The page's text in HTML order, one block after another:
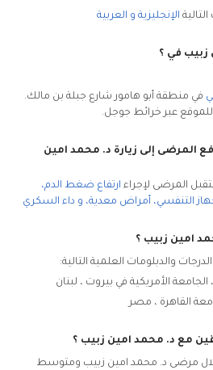
الإنجليزية و العربية
زبيب في ؟
في منطقة أبو هامور شارع جبلة بن مالك.
عبر خرائط جوجل.
المرضى إلى زيارة د. محمد امين
المرضى لإجراء ارتفاع ضغط الدم،
التنفسي، أمراض معدية، و داء السكري
امين زبيب ؟
والدبلومات العلمية التالية:
الأمريكية في بيروت ، لبنان
القاهرة ، مصر
مع د. محمد امين زبيب ؟
مرضى د. محمد امين زبيب ومتوسط